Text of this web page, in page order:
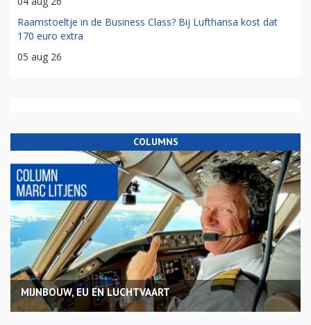
Raamstoeltje in de Business Class? Bij Lufthansa kost dat
170 euro extra
05 aug 26
COLUMNS
MIJNBOUW, EU EN LUCHTVAART